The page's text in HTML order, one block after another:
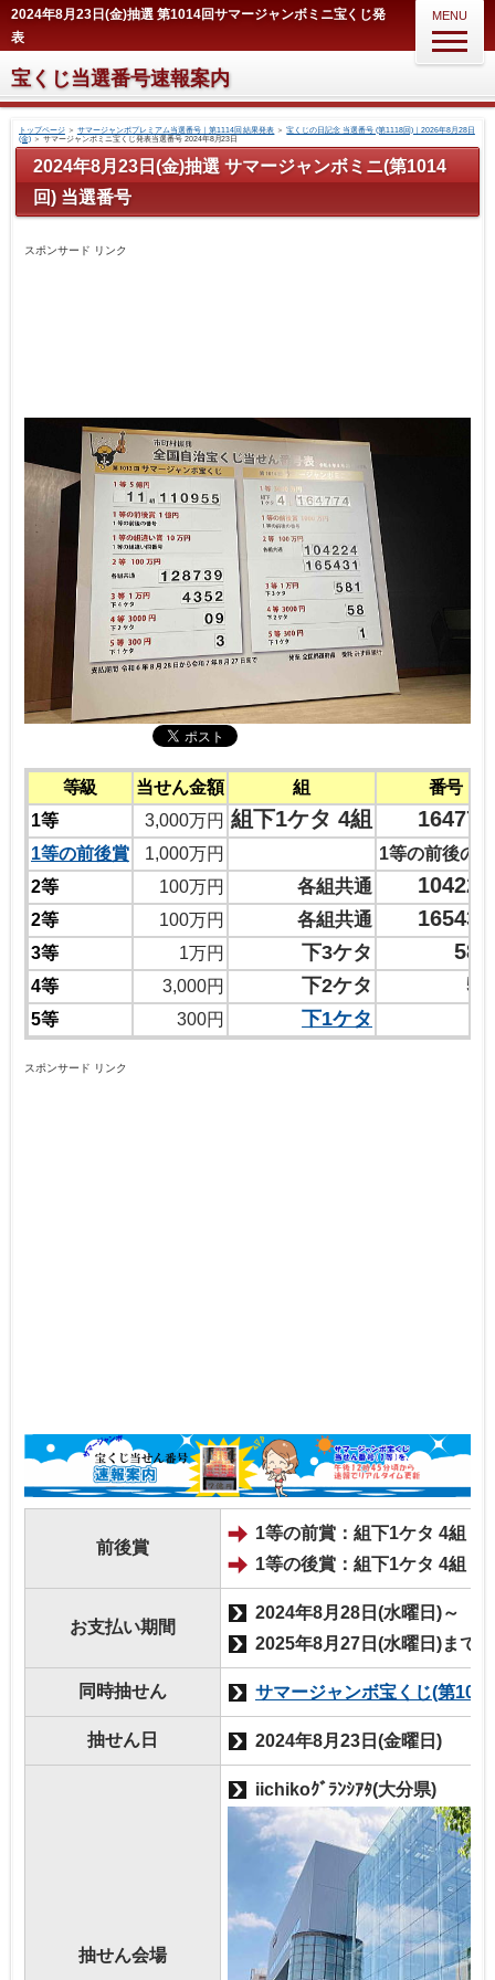
2024年8月23日(金)抽選 第1014回サマージャンボミニ宝くじ発
表
宝くじ当選番号速報案内
MENU
トップページ＞ サマージャンボプレミアム当選番号｜第1114回 結果発表 ＞宝くじの日記念 当選番号 (第1118回)｜2026年8月28日
(金)＞ サマージャンボミニ宝くじ発表当選番号 2024年8月23日
2024年8月23日(金)抽選 サマージャンボミニ(第1014
回) 当選番号
スポンサード リンク
等級 当せん金額 組
番号
1等
3,000万円 組下1ケタ 4組
1等の前後賞 1,000万円
1等の前後の
2等
100万円 各組共通
2等 100万円 各組共通
3等 1万円 下3ケタ
4等 3,000円 下2ケタ
5等 300円 下1ケタ
スポンサード リンク
前後賞
1等の前賞：組下1ケタ 4組
1等の後賞：組下1ケタ 4組
お支払い期間
2024年8月28日(水曜日)～
2025年8月27日(水曜日)まで
同時抽せん サマージャンボ宝くじ(第
抽せん日 2024年8月23日(金曜日)
抽せん会場
iichikoｸﾞﾗﾝｼｱﾀ(大分県)